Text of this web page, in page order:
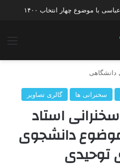
آمریکا علیه ایران
دانشگاهی
سخنرانی ها گالری تصاویر
استاد
دانشجوی
توحیدی